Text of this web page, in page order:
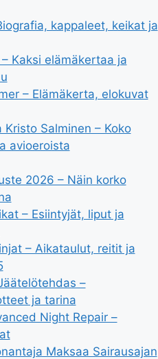
kappaleet, keikat ja
Kaksi elämäkertaa ja
– Elämäkerta, elokuvat
Salminen – Koko
avioeroista
2026 – Näin korko
– Esiintyjät, liput ja
– Aikataulut, reitit ja
–
ja tarina
Night Repair –
Maksaa Sairausajan